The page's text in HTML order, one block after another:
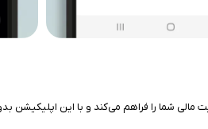
شما را فراهم می‌کند و با این اپلیکیشن